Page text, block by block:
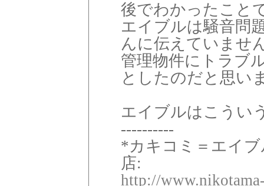
後でわかったこと
エイブルは騒音問
んに伝えていませ
管理物件にトラブ
としたのだと思い
エイブルはこうい
----------
*カキコミ＝エイブ
店:
http://